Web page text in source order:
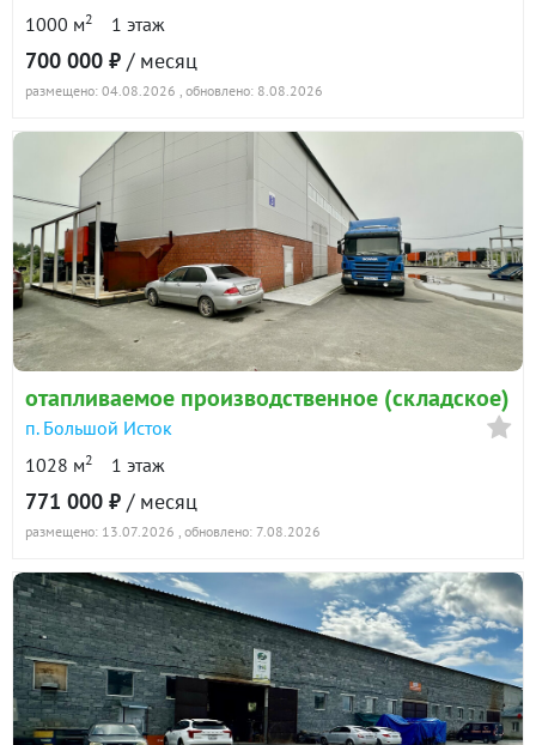
1000 м2 1 этаж
700 000 ₽ / месяц
размещено: 04.08.2026 , обновлено: 8.08.2026
отапливаемое производственное (складское)
п. Большой Исток
1028 м2 1 этаж
771 000 ₽ / месяц
размещено: 13.07.2026 , обновлено: 7.08.2026